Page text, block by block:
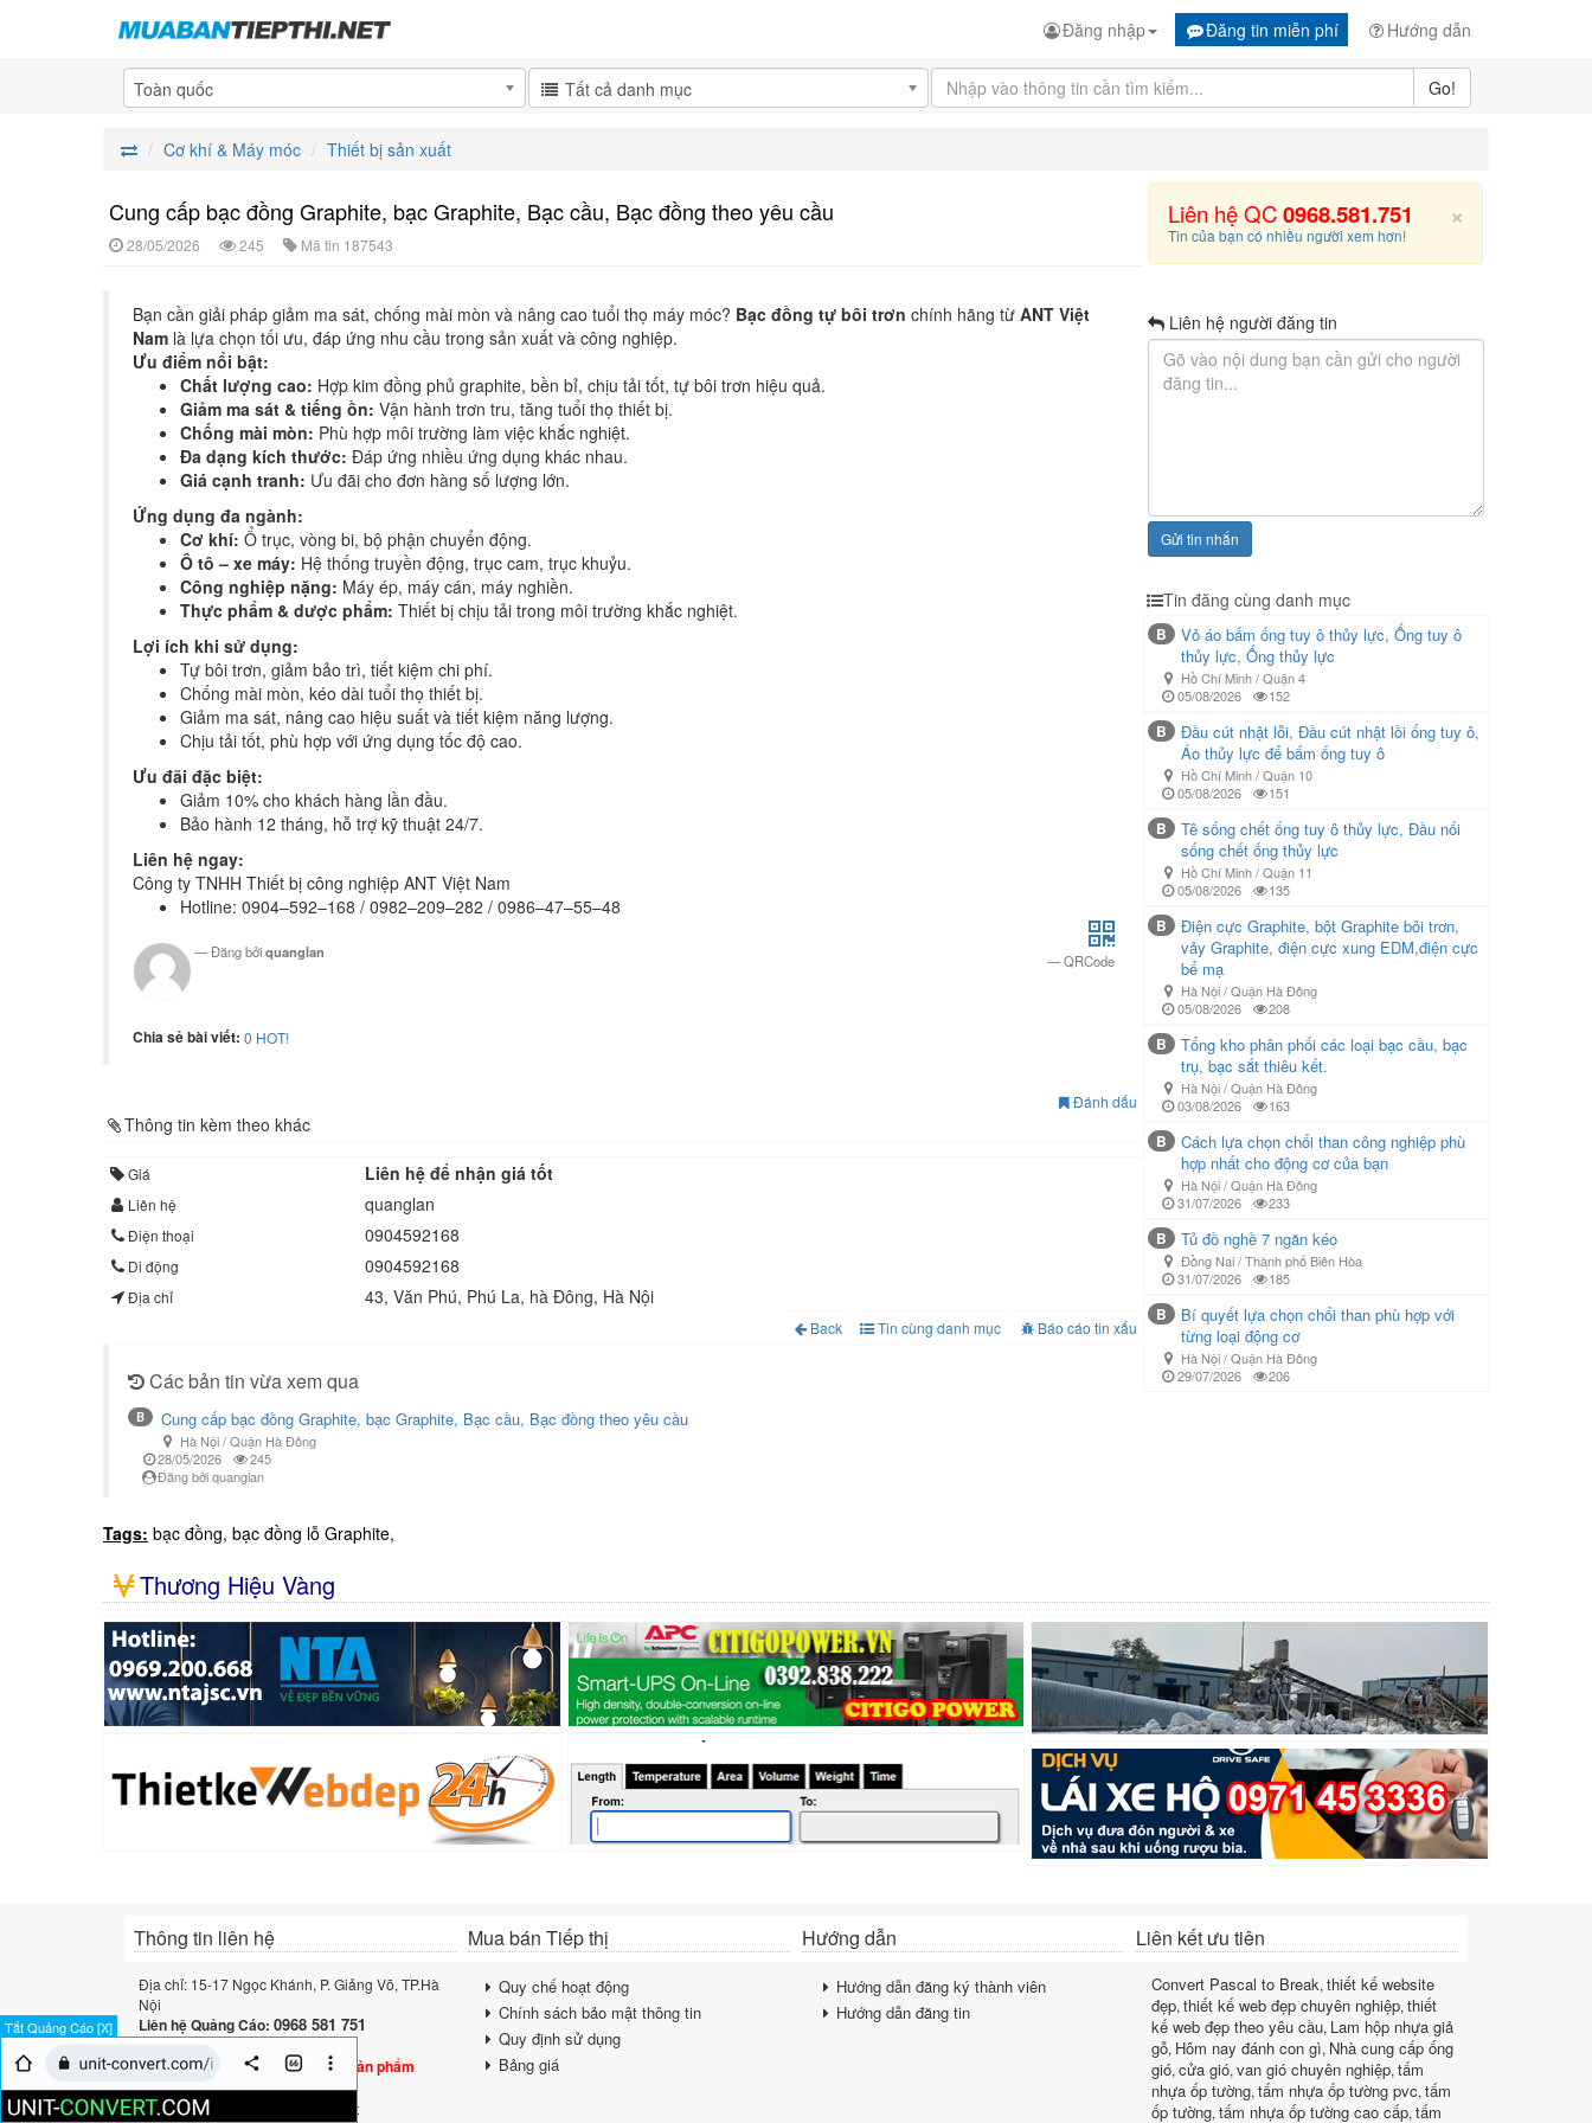
Đăng tin miễn phí Hướng dẫn
Đăng nhập
Toàn quốc Tất cả danh mục Go!
Cơ khí & Máy móc Thiết bị sản xuất
Cung cấp bạc đồng Graphite, bạc Graphite, Bạc cầu, Bạc đồng theo yêu cầu
28/05/2026 245 Mã tin 187543
Bạn cần giải pháp giảm ma sát, chống mài mòn và nâng cao tuổi thọ máy móc? Bạc đồng tự bôi trơn chính hãng từ ANT Việt
Nam là lựa chọn tối ưu, đáp ứng nhu cầu trong sản xuất và công nghiệp.
Ưu điểm nổi bật:
Chất lượng cao: Hợp kim đồng phủ graphite, bền bỉ, chịu tải tốt, tự bôi trơn hiệu quả.
Giảm ma sát & tiếng ồn: Vận hành trơn tru, tăng tuổi thọ thiết bị.
Chống mài mòn: Phù hợp môi trường làm việc khắc nghiệt.
Đa dạng kích thước: Đáp ứng nhiều ứng dụng khác nhau.
Giá cạnh tranh: Ưu đãi cho đơn hàng số lượng lớn.
Ứng dụng đa ngành:
Cơ khí: Ổ trục, vòng bi, bộ phận chuyển động.
Ô tô – xe máy: Hệ thống truyền động, trục cam, trục khuỷu.
Công nghiệp nặng: Máy ép, máy cán, máy nghiền.
Thực phẩm & dược phẩm: Thiết bị chịu tải trong môi trường khắc nghiệt.
Lợi ích khi sử dụng:
Tự bôi trơn, giảm bảo trì, tiết kiệm chi phí.
Chống mài mòn, kéo dài tuổi thọ thiết bị.
Giảm ma sát, nâng cao hiệu suất và tiết kiệm năng lượng.
Chịu tải tốt, phù hợp với ứng dụng tốc độ cao.
Ưu đãi đặc biệt:
Giảm 10% cho khách hàng lần đầu.
Bảo hành 12 tháng, hỗ trợ kỹ thuật 24/7.
Liên hệ ngay:
Công ty TNHH Thiết bị công nghiệp ANT Việt Nam
Hotline: 0904–592–168 / 0982–209–282 / 0986–47–55–48
QRCode
Đăng bởiquanglan
Chia sẻ bài viết: 0 HOT!
Đánh dấu
Thông tin kèm theo khác
Giá Liên hệ để nhận giá tốt
Liên hệ quanglan
Điện thoại 0904592168
Di động 0904592168
Địa chỉ 43, Văn Phú, Phú La, hà Đông, Hà Nội
Back Tin cùng danh mục Báo cáo tin xấu
Các bản tin vừa xem qua
B Cung cấp bạc đồng Graphite, bạc Graphite, Bạc cầu, Bạc đồng theo yêu cầu
Hà Nội / Quận Hà Đông
28/05/2026
245
Đăng bởi quanglan
Tags: bạc đồng, bạc đồng lỗ Graphite,
×
Liên hệ QC0968.581.751
Tin của bạn có nhiều người xem hơn!
Liên hệ người đăng tin
Gửi tin nhắn
Tin đăng cùng danh mục
B
Vỏ áo bấm ống tuy ô thủy lực, Ống tuy ô
thủy lực, Ống thủy lực
Hồ Chí Minh / Quận 4
05/08/2026
152
B
Đầu cút nhật lỗi, Đầu cút nhật lồi ống tuy ô,
Áo thủy lực để bấm ống tuy ô
Hồ Chí Minh / Quận 10
05/08/2026
151
B
Tê sống chết ống tuy ô thủy lực, Đầu nối
sống chết ống thủy lực
Hồ Chí Minh / Quận 11
05/08/2026
135
B
Điện cực Graphite, bột Graphite bôi trơn,
vảy Graphite, điện cực xung EDM,điện cực
bể mạ
Hà Nội / Quận Hà Đông
05/08/2026
208
B
Tổng kho phân phối các loại bạc cầu, bạc
trụ, bạc sắt thiêu kết.
Hà Nội / Quận Hà Đông
03/08/2026
163
B
Cách lựa chọn chổi than công nghiệp phù
hợp nhất cho động cơ của bạn
Hà Nội / Quận Hà Đông
31/07/2026
233
B Tủ đồ nghề 7 ngăn kéo
Đồng Nai / Thành phố Biên Hòa
31/07/2026
185
B
Bí quyết lựa chọn chổi than phù hợp với
từng loại động cơ
Hà Nội / Quận Hà Đông
29/07/2026
206
Thương Hiệu Vàng
Thông tin liên hệ Mua bán Tiếp thị Hướng dẫn Liên kết ưu tiên
Địa chỉ: 15-17 Ngọc Khánh, P. Giảng Võ, TP.Hà
Nội
Liên hệ Quảng Cáo: 0968 581 751
Lưu ý:
Sàn không trực tiếp bán bất kỳ sản phẩm
nào nhé
Email:contact@muabantiepthi.net
Quy chế hoạt động
Chính sách bảo mật thông tin
Quy định sử dụng
Bảng giá
Hướng dẫn đăng ký thành viên
Hướng dẫn đăng tin
Convert Pascal to Break, thiết kế website
đẹp, thiết kế web đẹp chuyên nghiệp, thiết
kế web đẹp theo yêu cầu, Lam hộp nhựa giả
gỗ, Hôm nay đánh con gì, Nhà cung cấp ống
gió, cửa gió, van gió chuyên nghiệp, tấm
nhựa ốp tường, tấm nhựa ốp tường pvc, tấm
ốp tường, tấm nhựa ốp tường cao cấp, tấm
Tắt Quảng Cáo [X]